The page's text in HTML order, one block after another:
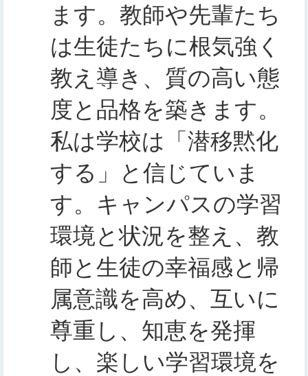
ます。教師や先輩たち
は生徒たちに根気強く
教え導き、質の高い態
度と品格を築きます。
私は学校は「潜移黙化
する」と信じていま
す。キャンパスの学習
環境と状況を整え、教
師と生徒の幸福感と帰
属意識を高め、互いに
尊重し、知恵を発揮
し、楽しい学習環境を